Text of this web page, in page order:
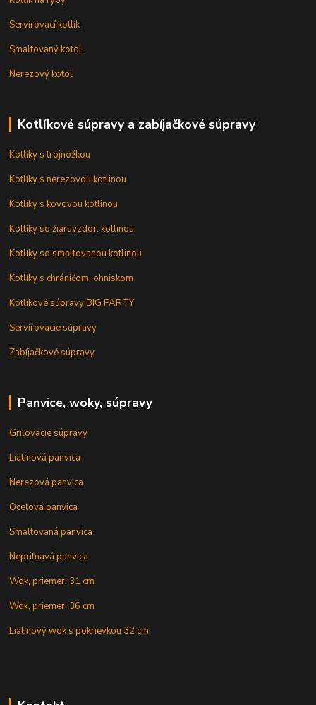
Servírovací kotlík
Smaltovaný kotol
Nerezový kotol
Kotlíkové súpravy a zabíjačkové súpravy
Kotlíky s trojnožkou
Kotlíky s nerezovou kotlinou
Kotlíky s kovovou kotlinou
Kotlíky so žiaruvzdor. kotlinou
Kotlíky so smaltovanou kotlinou
Kotlíky s chráničom, ohniskom
Kotlíkové súpravy BIG PARTY
Servírovacie súpravy
Zabíjačkové súpravy
Panvice, woky, súpravy
Grilovacie súpravy
Liatinová panvica
Nerezová panvica
Oceľová panvica
Smaltovaná panvica
Nepriľnavá panvica
Wok, priemer: 31 cm
Wok, priemer: 36 cm
Liatinový wok s pokrievkou 32 cm